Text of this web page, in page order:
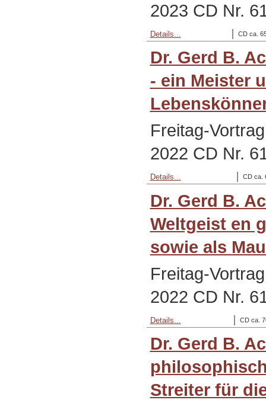
2023 CD Nr.
CD ca.
Details...
Dr. Gerd B.
- ein Meister
Freitag-
2022 CD Nr.
CD ca.
Details...
Dr. Gerd B.
Weltgeist en
sowie als
Freitag-
2022 CD Nr.
CD ca.
Details...
Dr. Gerd B.
Streiter für